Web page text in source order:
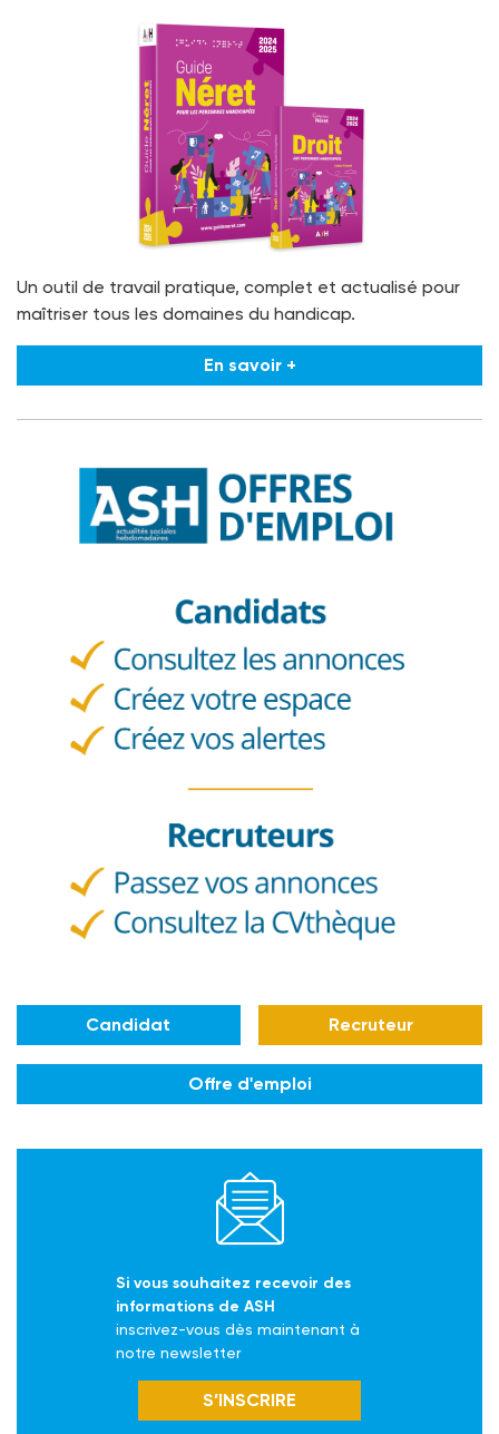
Un outil de travail pratique, complet et actualisé pour
maîtriser tous les domaines du handicap.
En savoir +
Candidat Recruteur
Offre d'emploi
Si vous souhaitez recevoir des
informations de ASH
inscrivez-vous dès maintenant à
notre newsletter
S’INSCRIRE